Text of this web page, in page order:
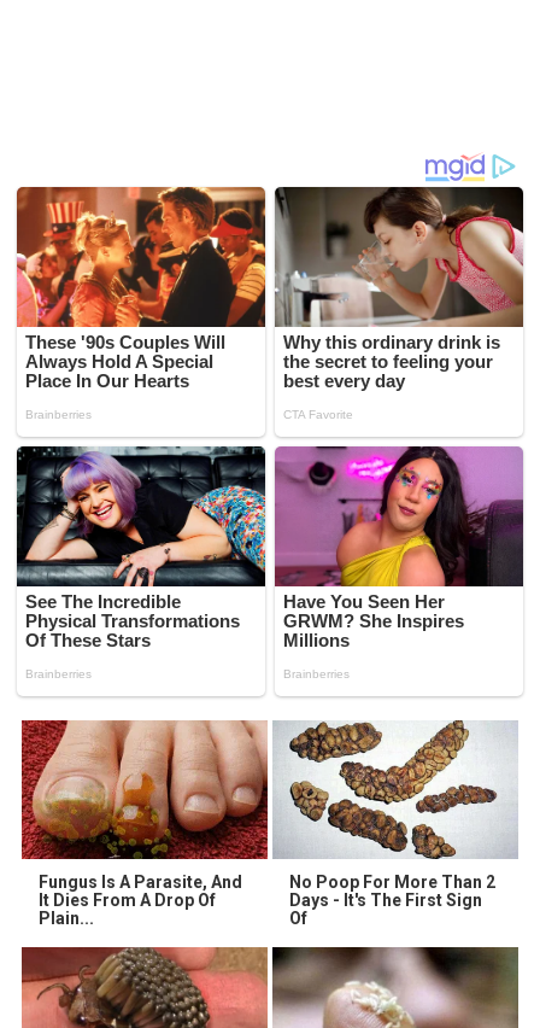
Fungus Is A Parasite, And
It Dies From A Drop Of
Plain...
No Poop For More Than 2
Days - It's The First Sign
Of